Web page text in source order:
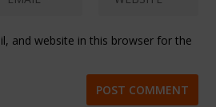
and website in this browser for the